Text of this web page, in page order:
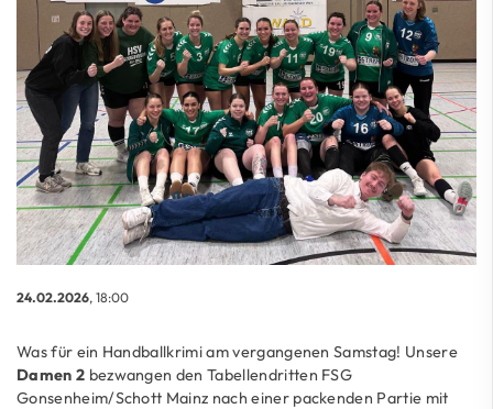
24.02.2026, 18:00
Was für ein Handballkrimi am vergangenen Samstag! Unsere
Damen 2 bezwangen den Tabellendritten FSG
Gonsenheim/Schott Mainz nach einer packenden Partie mit